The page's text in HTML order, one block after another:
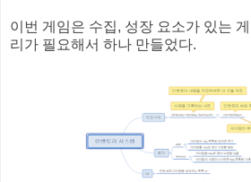
이번 게임은 수집, 성장 요소가 있는
리가 필요해서 하나 만들었다.